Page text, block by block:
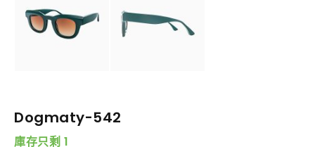
Dogmaty-542
庫存只剩 1